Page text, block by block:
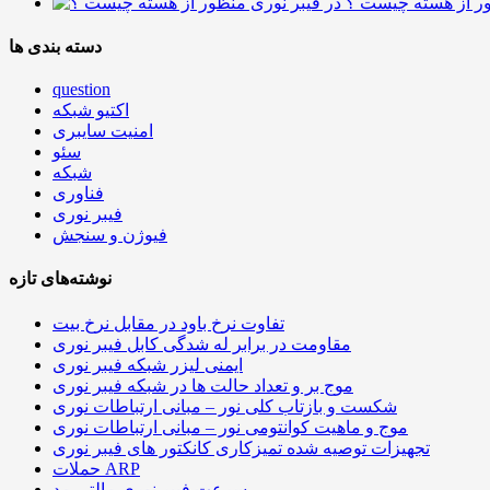
دسته بندی ها
question
اکتیو شبکه
امنیت سایبری
سئو
شبکه
فناوری
فیبر نوری
فیوژن و سنجش
نوشته‌های تازه
تفاوت نرخ باود در مقابل نرخ بیت
مقاومت در برابر له شدگی کابل فیبر نوری
ایمنی لیزر شبکه فیبر نوری
موج بر و تعداد حالت ها در شبکه فیبر نوری
شکست و بازتاب کلی نور – مبانی ارتباطات نوری
موج و ماهیت کوانتومی نور – مبانی ارتباطات نوری
تجهیزات توصیه شده تمیزکاری کانکتور های فیبر نوری
حملات ARP